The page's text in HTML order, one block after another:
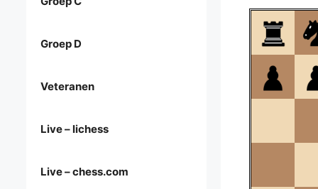
Groep D
Veteranen
Live – lichess
Live – chess.com